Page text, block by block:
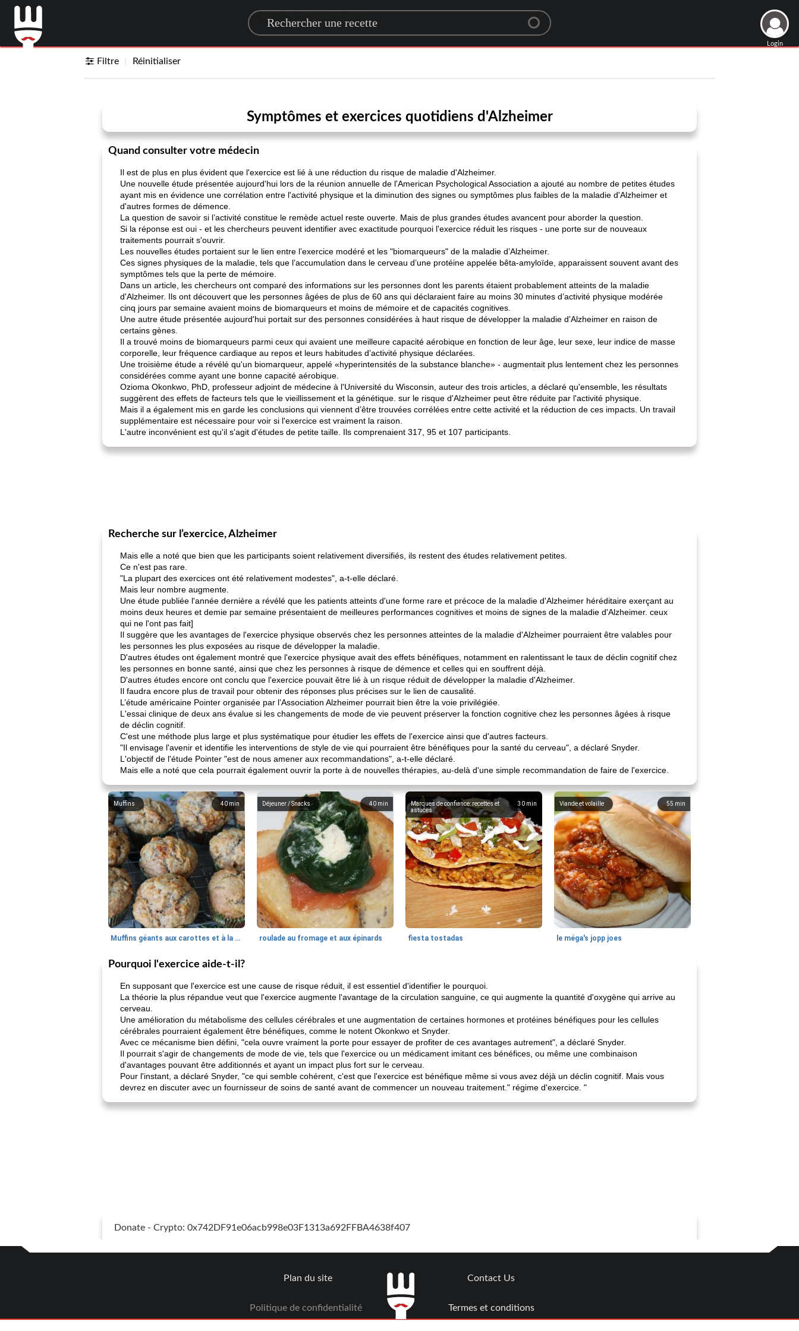
Search for a recipe
Login
Filtre Réinitialiser
Symptômes et exercices quotidiens d'Alzheimer
Quand consulter votre médecin
Il est de plus en plus évident que l'exercice est lié à une réduction du risque de maladie d'Alzheimer.
Une nouvelle étude présentée aujourd'hui lors de la réunion annuelle de l'American Psychological Association a ajouté au nombre de petites études
ayant mis en évidence une corrélation entre l'activité physique et la diminution des signes ou symptômes plus faibles de la maladie d'Alzheimer et
d'autres formes de démence.
La question de savoir si l’activité constitue le remède actuel reste ouverte. Mais de plus grandes études avancent pour aborder la question.
Si la réponse est oui - et les chercheurs peuvent identifier avec exactitude pourquoi l'exercice réduit les risques - une porte sur de nouveaux
traitements pourrait s'ouvrir.
Les nouvelles études portaient sur le lien entre l’exercice modéré et les "biomarqueurs" de la maladie d’Alzheimer.
Ces signes physiques de la maladie, tels que l’accumulation dans le cerveau d’une protéine appelée bêta-amyloïde, apparaissent souvent avant des
symptômes tels que la perte de mémoire.
Dans un article, les chercheurs ont comparé des informations sur les personnes dont les parents étaient probablement atteints de la maladie
d'Alzheimer. Ils ont découvert que les personnes âgées de plus de 60 ans qui déclaraient faire au moins 30 minutes d’activité physique modérée
cinq jours par semaine avaient moins de biomarqueurs et moins de mémoire et de capacités cognitives.
Une autre étude présentée aujourd'hui portait sur des personnes considérées à haut risque de développer la maladie d'Alzheimer en raison de
certains gènes.
Il a trouvé moins de biomarqueurs parmi ceux qui avaient une meilleure capacité aérobique en fonction de leur âge, leur sexe, leur indice de masse
corporelle, leur fréquence cardiaque au repos et leurs habitudes d’activité physique déclarées.
Une troisième étude a révélé qu'un biomarqueur, appelé «hyperintensités de la substance blanche» - augmentait plus lentement chez les personnes
considérées comme ayant une bonne capacité aérobique.
Ozioma Okonkwo, PhD, professeur adjoint de médecine à l'Université du Wisconsin, auteur des trois articles, a déclaré qu'ensemble, les résultats
suggèrent des effets de facteurs tels que le vieillissement et la génétique. sur le risque d'Alzheimer peut être réduite par l'activité physique.
Mais il a également mis en garde les conclusions qui viennent d’être trouvées corrélées entre cette activité et la réduction de ces impacts. Un travail
supplémentaire est nécessaire pour voir si l'exercice est vraiment la raison.
L'autre inconvénient est qu'il s'agit d'études de petite taille. Ils comprenaient 317, 95 et 107 participants.
Recherche sur l’exercice, Alzheimer
Mais elle a noté que bien que les participants soient relativement diversifiés, ils restent des études relativement petites.
Ce n'est pas rare.
"La plupart des exercices ont été relativement modestes", a-t-elle déclaré.
Mais leur nombre augmente.
Une étude publiée l'année dernière a révélé que les patients atteints d'une forme rare et précoce de la maladie d'Alzheimer héréditaire exerçant au
moins deux heures et demie par semaine présentaient de meilleures performances cognitives et moins de signes de la maladie d'Alzheimer. ceux
qui ne l'ont pas fait]
Il suggère que les avantages de l'exercice physique observés chez les personnes atteintes de la maladie d'Alzheimer pourraient être valables pour
les personnes les plus exposées au risque de développer la maladie.
D'autres études ont également montré que l'exercice physique avait des effets bénéfiques, notamment en ralentissant le taux de déclin cognitif chez
les personnes en bonne santé, ainsi que chez les personnes à risque de démence et celles qui en souffrent déjà.
D'autres études encore ont conclu que l'exercice pouvait être lié à un risque réduit de développer la maladie d'Alzheimer.
Il faudra encore plus de travail pour obtenir des réponses plus précises sur le lien de causalité.
L’étude américaine Pointer organisée par l’Association Alzheimer pourrait bien être la voie privilégiée.
L'essai clinique de deux ans évalue si les changements de mode de vie peuvent préserver la fonction cognitive chez les personnes âgées à risque
de déclin cognitif.
C'est une méthode plus large et plus systématique pour étudier les effets de l'exercice ainsi que d'autres facteurs.
"Il envisage l'avenir et identifie les interventions de style de vie qui pourraient être bénéfiques pour la santé du cerveau", a déclaré Snyder.
L'objectif de l'étude Pointer "est de nous amener aux recommandations", a-t-elle déclaré.
Mais elle a noté que cela pourrait également ouvrir la porte à de nouvelles thérapies, au-delà d'une simple recommandation de faire de l'exercice.
40 min
Muffins
Muffins géants aux carottes et à la banane de Nif
40 min
Déjeuner / Snacks
roulade au fromage et aux épinards
30 min
Marques de confiance: recettes et
astuces
fiesta tostadas
55 min
Viande et volaille
le méga's jopp joes
Pourquoi l'exercice aide-t-il?
En supposant que l'exercice est une cause de risque réduit, il est essentiel d'identifier le pourquoi.
La théorie la plus répandue veut que l'exercice augmente l'avantage de la circulation sanguine, ce qui augmente la quantité d'oxygène qui arrive au
cerveau.
Une amélioration du métabolisme des cellules cérébrales et une augmentation de certaines hormones et protéines bénéfiques pour les cellules
cérébrales pourraient également être bénéfiques, comme le notent Okonkwo et Snyder.
Avec ce mécanisme bien défini, "cela ouvre vraiment la porte pour essayer de profiter de ces avantages autrement", a déclaré Snyder.
Il pourrait s'agir de changements de mode de vie, tels que l'exercice ou un médicament imitant ces bénéfices, ou même une combinaison
d'avantages pouvant être additionnés et ayant un impact plus fort sur le cerveau.
Pour l'instant, a déclaré Snyder, "ce qui semble cohérent, c'est que l'exercice est bénéfique même si vous avez déjà un déclin cognitif. Mais vous
devrez en discuter avec un fournisseur de soins de santé avant de commencer un nouveau traitement." régime d'exercice. "
Donate - Crypto: 0x742DF91e06acb998e03F1313a692FFBA4638f407
Plan du site
Politique de confidentialité
Contact Us
Termes et conditions